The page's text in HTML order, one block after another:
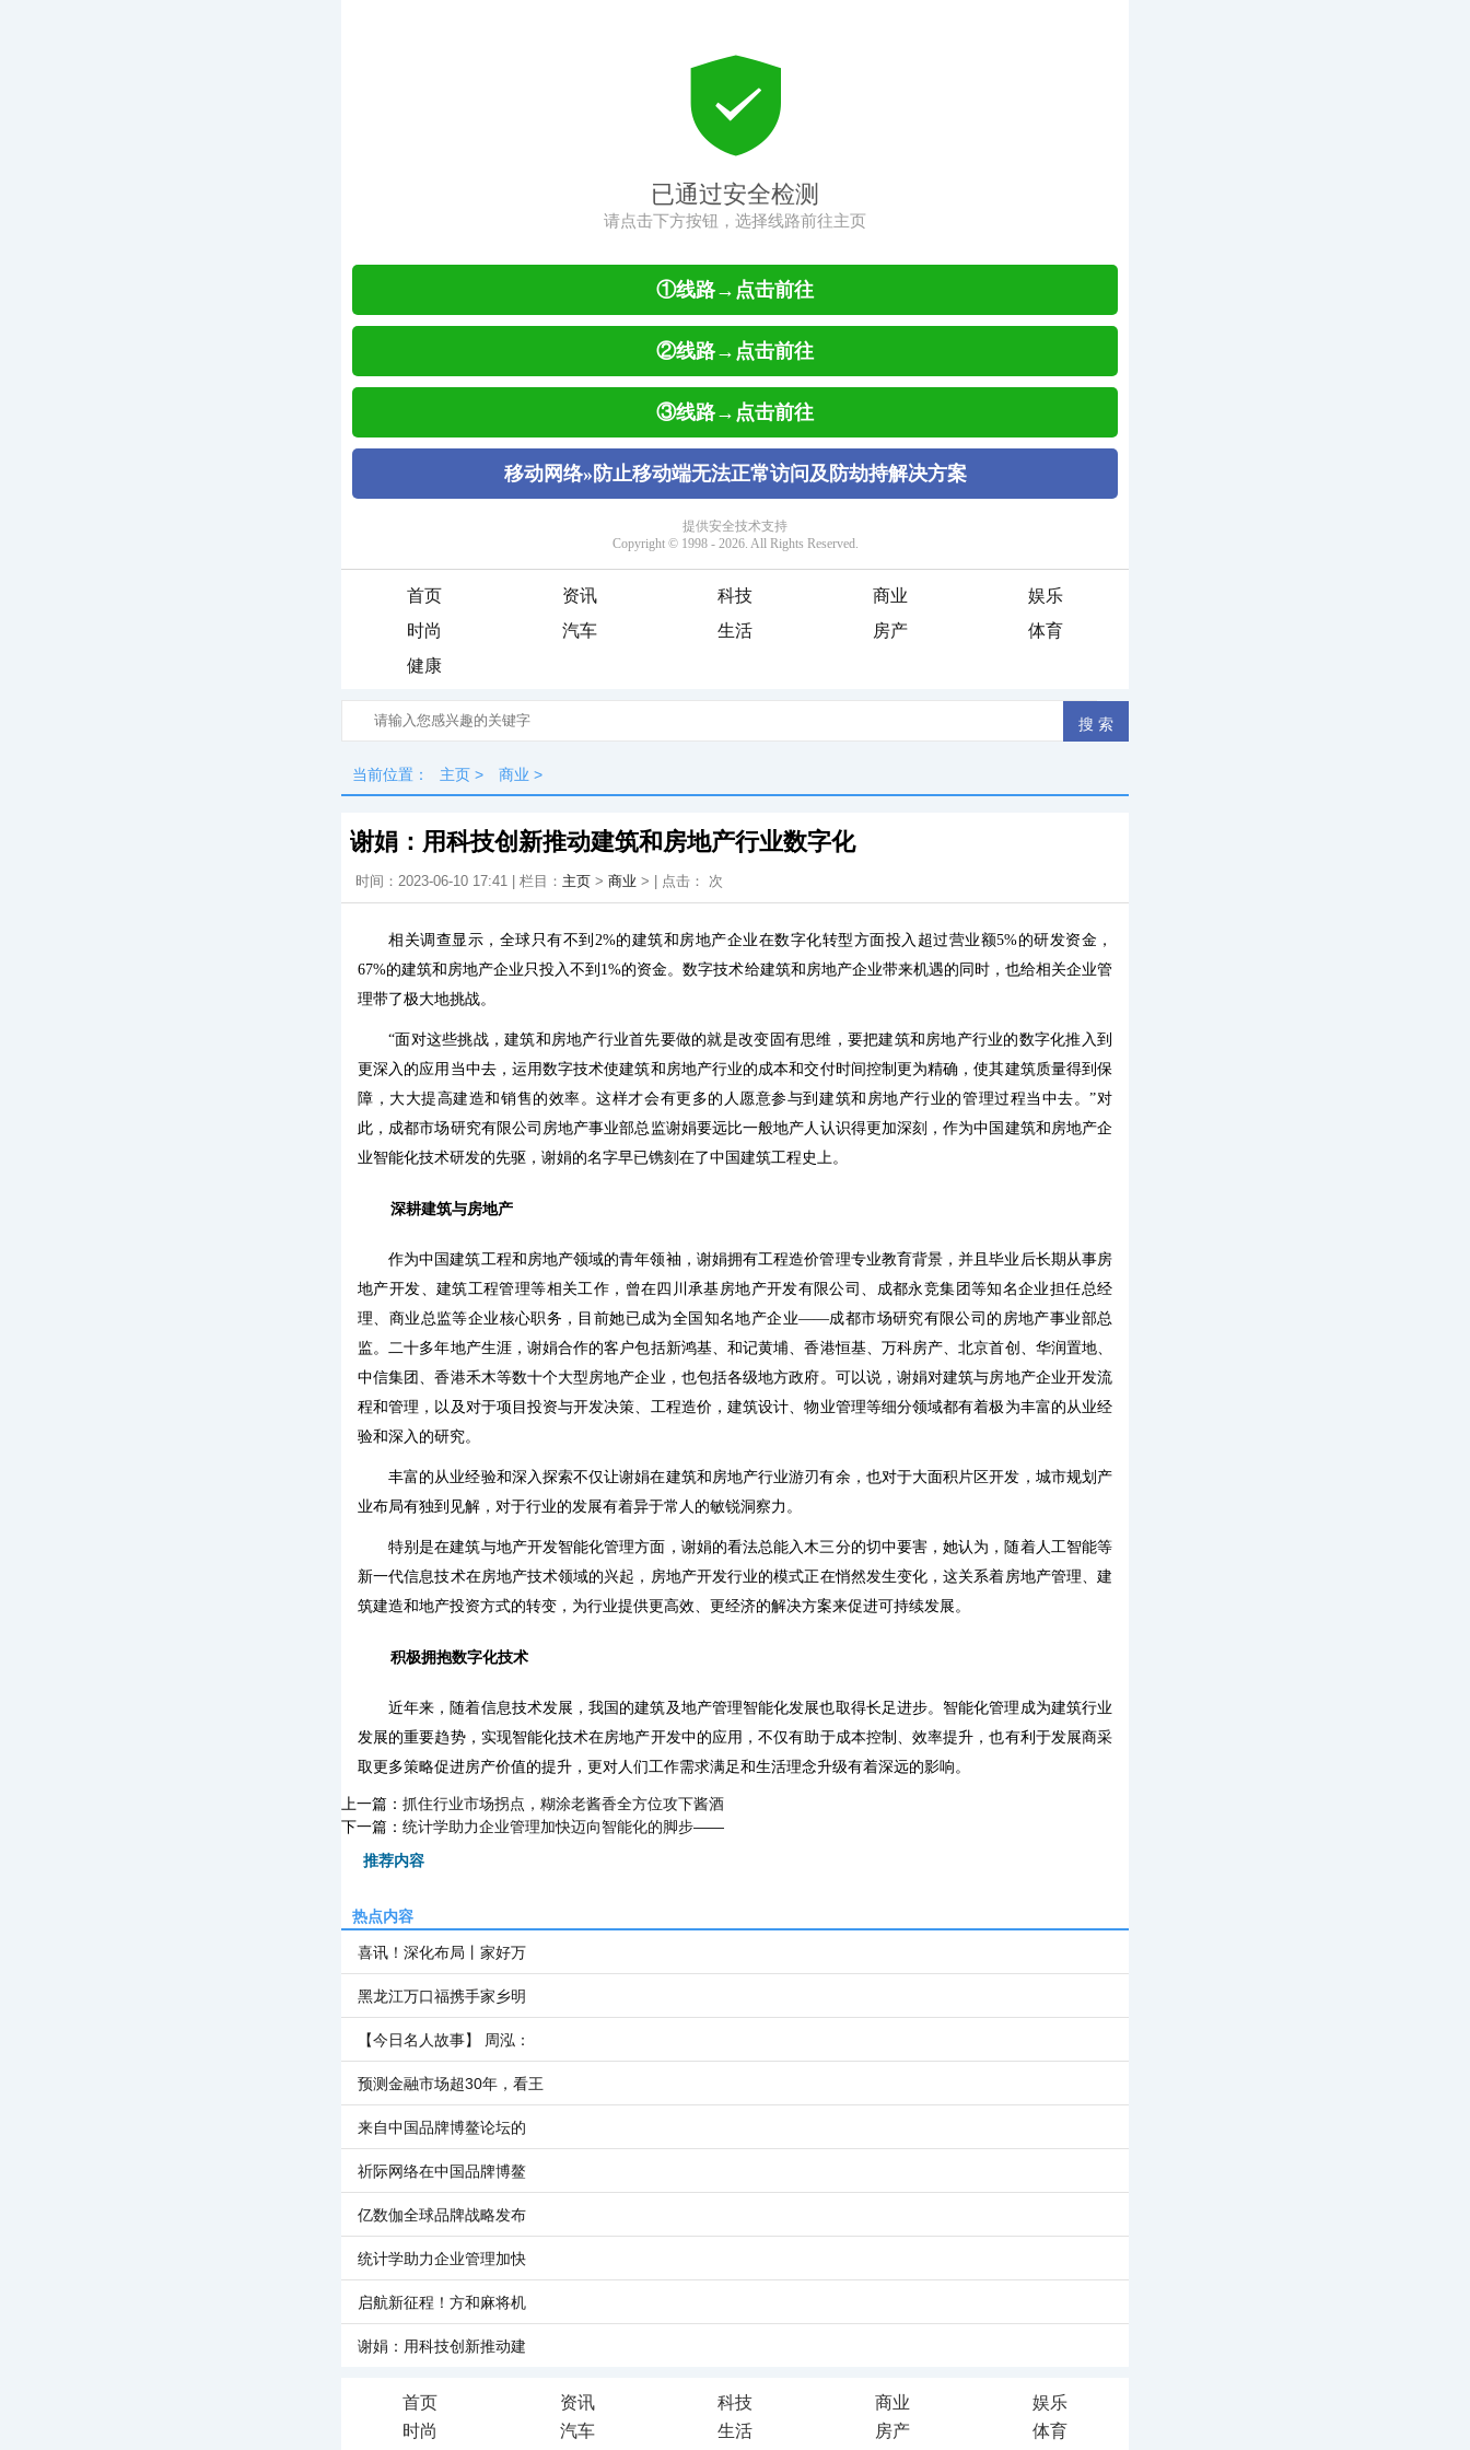
首页 资讯 科技 商业
娱乐
时尚
汽车 生活 房产
体育
健康
当前位置： 主页 > 商业 >
谢娟：用科技创新推动建筑和房地产行业数字化
时间：2023-06-10 17:41 | 栏目： 主页 > 商业 > | 点击： 次
相关调查显示，全球只有不到2%的建筑和房地产企业在数字化转型方面投入超过营业额5%的研发资金，
67%的建筑和房地产企业只投入不到1%的资金。数字技术给建筑和房地产企业带来机遇的同时，也给相关企业管
理带了极大地挑战。
“面对这些挑战，建筑和房地产行业首先要做的就是改变固有思维，要把建筑和房地产行业的数字化推入到
更深入的应用当中去，运用数字技术使建筑和房地产行业的成本和交付时间控制更为精确，使其建筑质量得到保
障，大大提高建造和销售的效率。这样才会有更多的人愿意参与到建筑和房地产行业的管理过程当中去。”对
此，成都市场研究有限公司房地产事业部总监谢娟要远比一般地产人认识得更加深刻，作为中国建筑和房地产企
业智能化技术研发的先驱，谢娟的名字早已镌刻在了中国建筑工程史上。
深耕建筑与房地产
作为中国建筑工程和房地产领域的青年领袖，谢娟拥有工程造价管理专业教育背景，并且毕业后长期从事房
地产开发、建筑工程管理等相关工作，曾在四川承基房地产开发有限公司、成都永竞集团等知名企业担任总经
理、商业总监等企业核心职务，目前她已成为全国知名地产企业——成都市场研究有限公司的房地产事业部总
监。二十多年地产生涯，谢娟合作的客户包括新鸿基、和记黄埔、香港恒基、万科房产、北京首创、华润置地、
中信集团、香港禾木等数十个大型房地产企业，也包括各级地方政府。可以说，谢娟对建筑与房地产企业开发流
程和管理，以及对于项目投资与开发决策、工程造价，建筑设计、物业管理等细分领域都有着极为丰富的从业经
验和深入的研究。
丰富的从业经验和深入探索不仅让谢娟在建筑和房地产行业游刃有余，也对于大面积片区开发，城市规划产
业布局有独到见解，对于行业的发展有着异于常人的敏锐洞察力。
特别是在建筑与地产开发智能化管理方面，谢娟的看法总能入木三分的切中要害，她认为，随着人工智能等
新一代信息技术在房地产技术领域的兴起，房地产开发行业的模式正在悄然发生变化，这关系着房地产管理、建
筑建造和地产投资方式的转变，为行业提供更高效、更经济的解决方案来促进可持续发展。
积极拥抱数字化技术
近年来，随着信息技术发展，我国的建筑及地产管理智能化发展也取得长足进步。智能化管理成为建筑行业
发展的重要趋势，实现智能化技术在房地产开发中的应用，不仅有助于成本控制、效率提升，也有利于发展商采
取更多策略促进房产价值的提升，更对人们工作需求满足和生活理念升级有着深远的影响。
上一篇： 抓住行业市场拐点，糊涂老酱香全方位攻下酱酒
下一篇： 统计学助力企业管理加快迈向智能化的脚步——
推荐内容
热点内容
喜讯！深化布局丨家好万
黑龙江万口福携手家乡明
【今日名人故事】 周泓：
预测金融市场超30年，看王
来自中国品牌博鳌论坛的
祈际网络在中国品牌博鳌
亿数伽全球品牌战略发布
统计学助力企业管理加快
启航新征程！方和麻将机
谢娟：用科技创新推动建
首页 资讯 科技 商业
娱乐
时尚
汽车 生活 房产 体育